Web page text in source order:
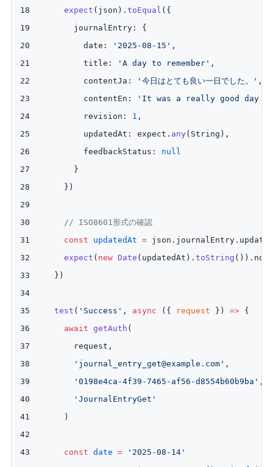
    expect
(json).toEqual ({
      journalEntry: {
        date:
'2025-08-15' ,
        title:
'A day to remember' ,
        contentJa:
'今日はとても良い一日でした。' ,
        contentEn:
'It was a really good day
        revision:
1 ,
        updatedAt: expect.
any (String),
        feedbackStatus:
null
      }
    })
    // ISO8601形式の確認
    const
updatedAt =
    expect
( new Date (updatedAt).toString
  })
  test
( 'Success' , async ({ request }) => {
    await
getAuth (
      request,
      'journal_entry_get@example.com'
,
      '0198e4ca-4f39-7465-af56-d8554b60b9ba'
,
      'JournalEntryGet'
    )
    const
date = '2025-08-14'